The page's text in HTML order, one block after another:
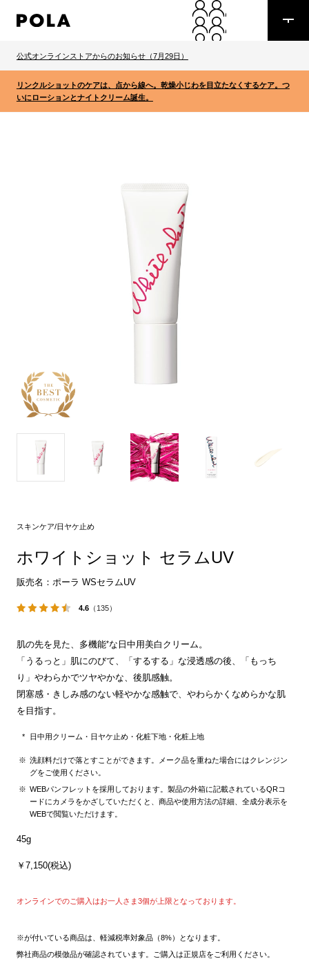
公式オンラインストアからのお知らせ（7月29日）
リンクルショットのケアは、点から線へ。乾燥小じわを目立たなくするケア。つ
いにローションとナイトクリーム誕生。
スキンケア/日ヤケ止め
ホワイトショット セラムUV
販売名：ポーラ WSセラムUV
4.6（135）
肌の先を見た、多機能*な日中用美白クリーム。
「うるっと」肌にのびて、「するする」な浸透感の後、「もっち
り」やわらかでツヤやかな、後肌感触。
閉塞感・きしみ感のない軽やかな感触で、やわらかくなめらかな肌
を目指す。
日中用クリーム・日ヤケ止め・化粧下地・化粧上地
洗顔料だけで落とすことができます。メーク品を重ねた場合にはクレンジン
グをご使用ください。
WEBパンフレットを採用しております。製品の外箱に記載されているQRコ
ードにカメラをかざしていただくと、商品や使用方法の詳細、全成分表示を
WEBで閲覧いただけます。
45g
￥7,150(税込)
オンラインでのご購入はお一人さま3個が上限となっております。
※が付いている商品は、軽減税率対象品（8%）となります。
弊社商品の模倣品が確認されています。ご購入は正規店をご利用ください。